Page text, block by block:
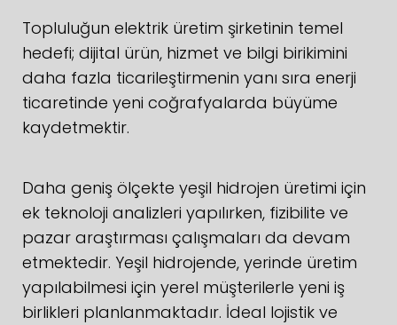
Topluluğun elektrik üretim şirketinin temel
hedefi; dijital ürün, hizmet ve bilgi birikimini
daha fazla ticarileştirmenin yanı sıra enerji
ticaretinde yeni coğrafyalarda büyüme
kaydetmektir.
Daha geniş ölçekte yeşil hidrojen üretimi için
ek teknoloji analizleri yapılırken, fizibilite ve
pazar araştırması çalışmaları da devam
etmektedir. Yeşil hidrojende, yerinde üretim
yapılabilmesi için yerel müşterilerle yeni iş
birlikleri planlanmaktadır. İdeal lojistik ve